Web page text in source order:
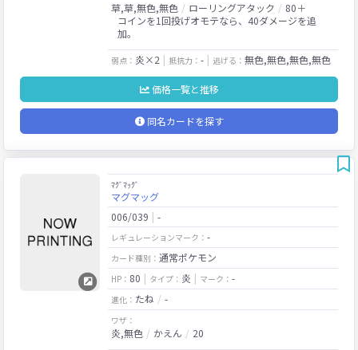
草,草,無色,無色
ローリングアタック
80＋
コインを1回投げオモテなら、40ダメージを追
加。
弱点： 炎×2 抵抗力： - 逃げる： 無色,無色,無色,無色
価格一覧と推移
同名カードを探す
ﾏｸﾞﾏｯｸﾞ
マグマッグ
006/039
-
レギュレーションマーク： -
カード種別： 通常ポケモン
HP： 80 タイプ： 炎 マーク： -
進化： たね -
ワザ：
炎,無色 かえん 20